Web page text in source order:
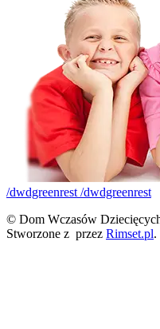
/dwdgreenrest /dwdgreenrest
© Dom Wczasów
Stworzone z przez Rimset.pl.